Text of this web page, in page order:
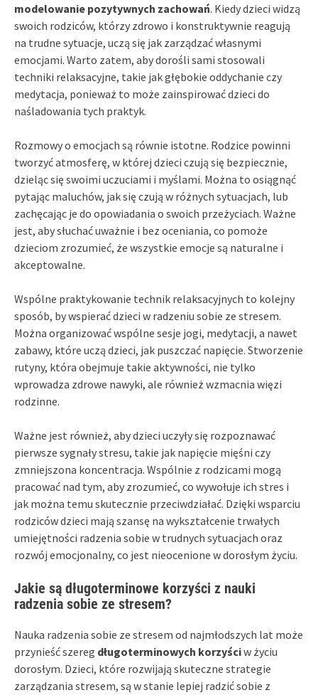
modelowanie pozytywnych zachowań. Kiedy dzieci widzą
swoich rodziców, którzy zdrowo i konstruktywnie reagują
na trudne sytuacje, uczą się jak zarządzać własnymi
emocjami. Warto zatem, aby dorośli sami stosowali
techniki relaksacyjne, takie jak głębokie oddychanie czy
medytacja, ponieważ to może zainspirować dzieci do
naśladowania tych praktyk.
Rozmowy o emocjach są równie istotne. Rodzice powinni
tworzyć atmosferę, w której dzieci czują się bezpiecznie,
dzieląc się swoimi uczuciami i myślami. Można to osiągnąć
pytając maluchów, jak się czują w różnych sytuacjach, lub
zachęcając je do opowiadania o swoich przeżyciach. Ważne
jest, aby słuchać uważnie i bez oceniania, co pomoże
dzieciom zrozumieć, że wszystkie emocje są naturalne i
akceptowalne.
Wspólne praktykowanie technik relaksacyjnych to kolejny
sposób, by wspierać dzieci w radzeniu sobie ze stresem.
Można organizować wspólne sesje jogi, medytacji, a nawet
zabawy, które uczą dzieci, jak puszczać napięcie. Stworzenie
rutyny, która obejmuje takie aktywności, nie tylko
wprowadza zdrowe nawyki, ale również wzmacnia więzi
rodzinne.
Ważne jest również, aby dzieci uczyły się rozpoznawać
pierwsze sygnały stresu, takie jak napięcie mięśni czy
zmniejszona koncentracja. Wspólnie z rodzicami mogą
pracować nad tym, aby zrozumieć, co wywołuje ich stres i
jak można temu skutecznie przeciwdziałać. Dzięki wsparciu
rodziców dzieci mają szansę na wykształcenie trwałych
umiejętności radzenia sobie w trudnych sytuacjach oraz
rozwój emocjonalny, co jest nieocenione w dorosłym życiu.
Jakie są długoterminowe korzyści z nauki
radzenia sobie ze stresem?
Nauka radzenia sobie ze stresem od najmłodszych lat może
przynieść szereg długoterminowych korzyściw życiu
dorosłym. Dzieci, które rozwijają skuteczne strategie
zarządzania stresem, są w stanie lepiej radzić sobie z